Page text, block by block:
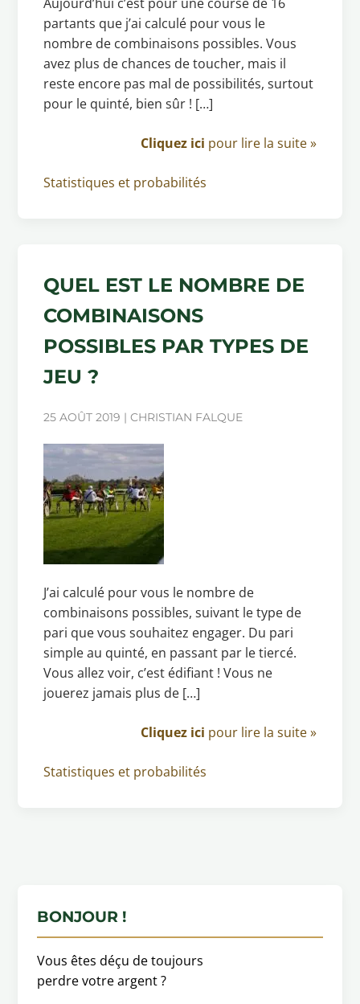
partants que j’ai calculé pour vous le
nombre de combinaisons possibles. Vous
avez plus de chances de toucher, mais il
reste encore pas mal de possibilités, surtout
pour le quinté, bien sûr ! […]
Cliquez ici pour lire la suite »
Statistiques et probabilités
QUEL EST LE NOMBRE DE
COMBINAISONS
POSSIBLES PAR TYPES DE
JEU ?
25 AOÛT 2019 | CHRISTIAN FALQUE
J’ai calculé pour vous le nombre de
combinaisons possibles, suivant le type de
pari que vous souhaitez engager. Du pari
simple au quinté, en passant par le tiercé.
Vous allez voir, c’est édifiant ! Vous ne
jouerez jamais plus de […]
Cliquez ici pour lire la suite »
Statistiques et probabilités
BONJOUR !
Vous êtes déçu de toujours
perdre votre argent ?